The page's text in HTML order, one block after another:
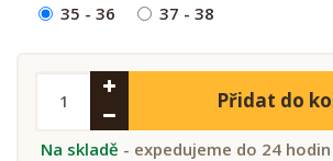
35 - 36
37 - 38
Přidat do
Na skladě - expedujeme do 24